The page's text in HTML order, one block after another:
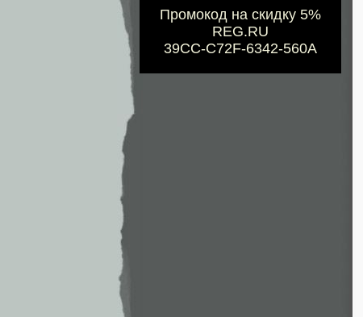
Промокод на скидку 5%
REG.RU
39CC-C72F-6342-560A